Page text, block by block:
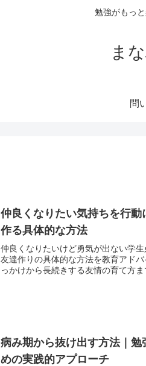
勉強がもっ
ま
問
仲良くなりたい気持ちを行
作る具体的な方法
仲良くなりたいけど勇気が出ない学
友達作りの具体的な方法を教育アド
っかけから長続きする友情の育て方ま
病み期から抜け出す方法｜
めの実践的アプローチ